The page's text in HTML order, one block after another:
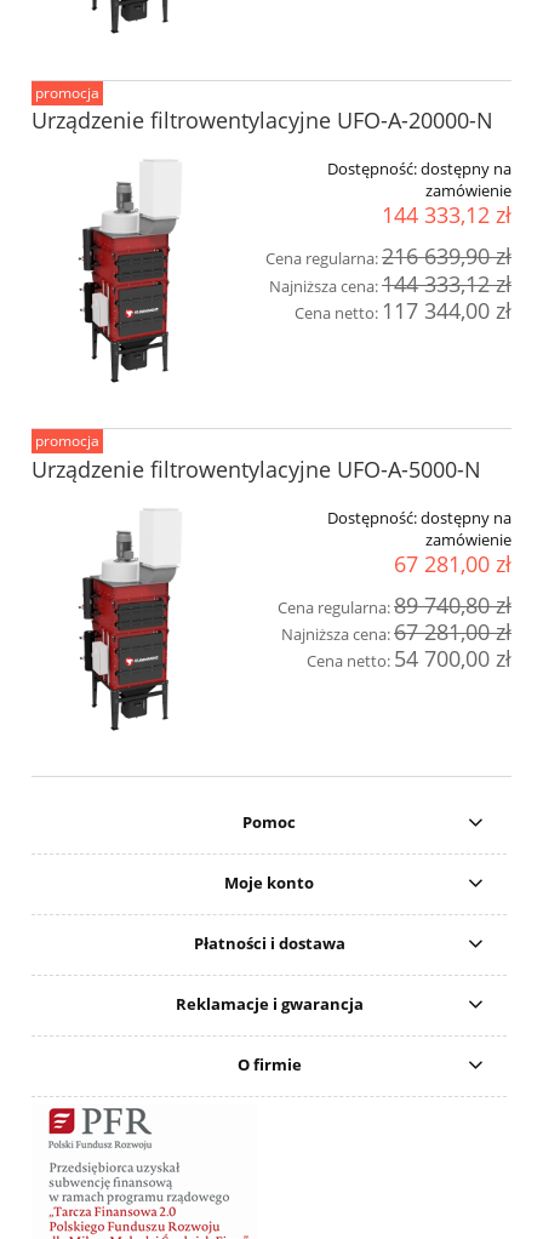
Urządzenie filtrowentylacyjne UFO-A-20000-N
Dostępność:dostępny na
zamówienie
144 333,12 zł
Cena regularna:216 639,90 zł
Najniższa cena:144 333,12 zł
Cena netto: 117 344,00 zł
promocja
Urządzenie filtrowentylacyjne UFO-A-5000-N
Dostępność:dostępny na
zamówienie
67 281,00 zł
Cena regularna:89 740,80 zł
Najniższa cena:67 281,00 zł
Cena netto: 54 700,00 zł
promocja
Pomoc
Moje konto
Płatności i dostawa
Reklamacje i gwarancja
O firmie